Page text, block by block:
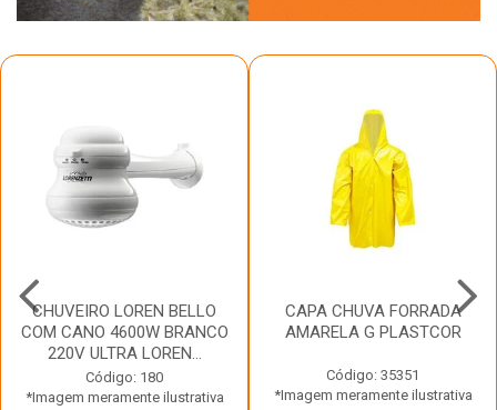
CHUVEIRO LOREN BELLO
COM CANO 4600W BRANCO
220V ULTRA LOREN...
Código: 180
*Imagem meramente ilustrativa
CAPA CHUVA FORRADA
AMARELA G PLASTCOR
Código: 35351
*Imagem meramente ilustrativa